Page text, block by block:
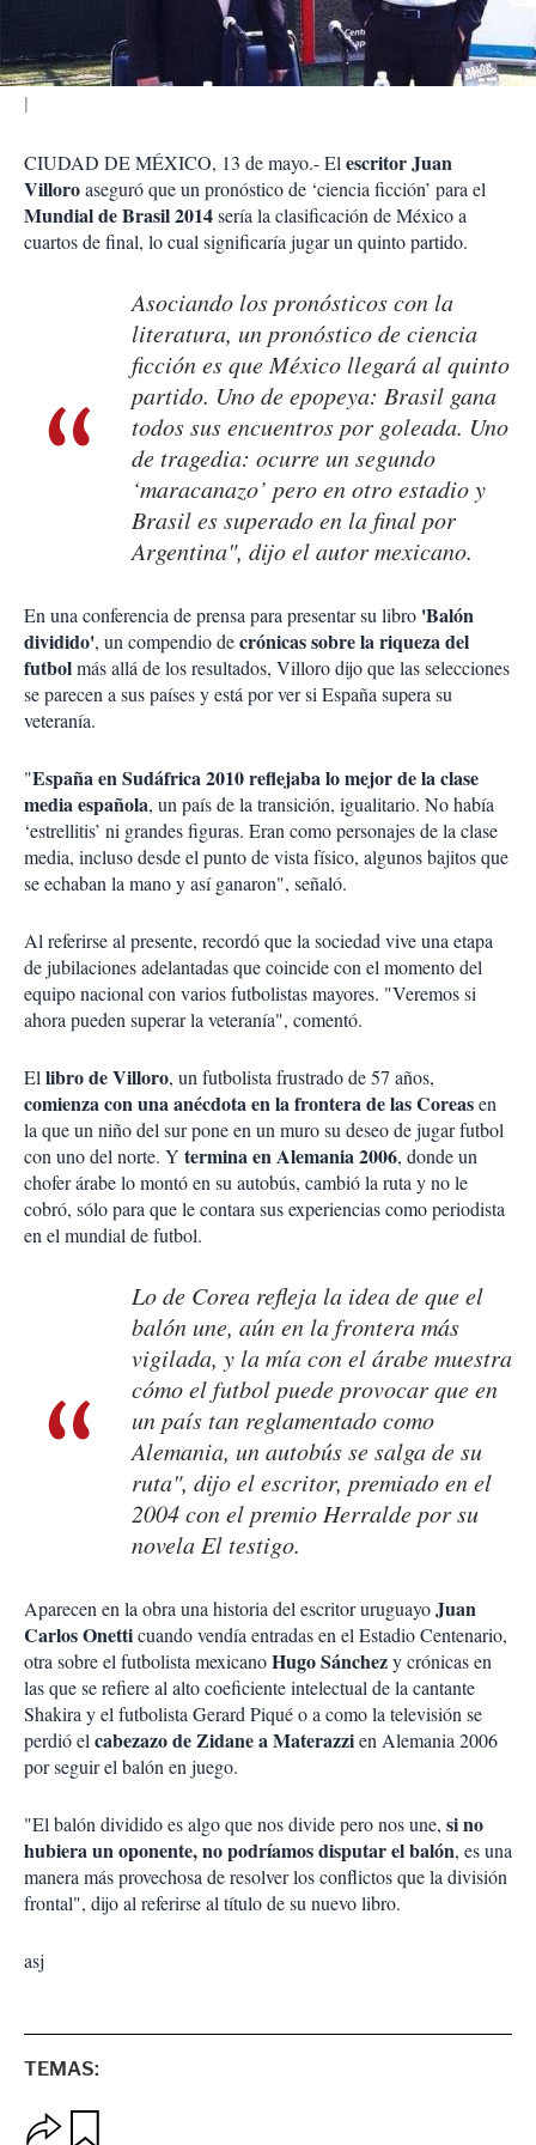
CIUDAD DE MÉXICO, 13 de mayo.- El escritor Juan
Villoroaseguró que un pronóstico de ‘ciencia ficción’ para el
Mundial de Brasil 2014sería la clasificación de México a
cuartos de final, lo cual significaría jugar un quinto partido.
Asociando los pronósticos con la
literatura, un pronóstico de ciencia
ficción es que México llegará al quinto
partido. Uno de epopeya: Brasil gana
todos sus encuentros por goleada. Uno
de tragedia: ocurre un segundo
‘maracanazo’ pero en otro estadio y
Brasil es superado en la final por
Argentina", dijo el autor mexicano.
En una conferencia de prensa para presentar su libro 'Balón
dividido', un compendio decrónicas sobre la riqueza del
futbolmás allá de los resultados, Villoro dijo que las selecciones
se parecen a sus países y está por ver si España supera su
veteranía.
"España en Sudáfrica 2010 reflejaba lo mejor de la clase
media española, un país de la transición, igualitario. No había
‘estrellitis’ ni grandes figuras. Eran como personajes de la clase
media, incluso desde el punto de vista físico, algunos bajitos que
se echaban la mano y así ganaron", señaló.
Al referirse al presente, recordó que la sociedad vive una etapa
de jubilaciones adelantadas que coincide con el momento del
equipo nacional con varios futbolistas mayores. "Veremos si
ahora pueden superar la veteranía", comentó.
El libro de Villoro, un futbolista frustrado de 57 años,
comienza con una anécdota en la frontera de las Coreasen
la que un niño del sur pone en un muro su deseo de jugar futbol
con uno del norte. Y termina en Alemania 2006, donde un
chofer árabe lo montó en su autobús, cambió la ruta y no le
cobró, sólo para que le contara sus experiencias como periodista
en el mundial de futbol.
Lo de Corea refleja la idea de que el
balón une, aún en la frontera más
vigilada, y la mía con el árabe muestra
cómo el futbol puede provocar que en
un país tan reglamentado como
Alemania, un autobús se salga de su
ruta", dijo el escritor, premiado en el
2004 con el premio Herralde por su
novela El testigo.
Aparecen en la obra una historia del escritor uruguayoJuan
Carlos Onetticuando vendía entradas en el Estadio Centenario,
otra sobre el futbolista mexicanoHugo Sánchezy crónicas en
las que se refiere al alto coeficiente intelectual de la cantante
Shakira y el futbolista Gerard Piqué o a como la televisión se
perdió el cabezazo de Zidane a Materazzien Alemania 2006
por seguir el balón en juego.
"El balón dividido es algo que nos divide pero nos une, si no
hubiera un oponente, no podríamos disputar el balón, es una
manera más provechosa de resolver los conflictos que la división
frontal", dijo al referirse al título de su nuevo libro.
asj
TEMAS: